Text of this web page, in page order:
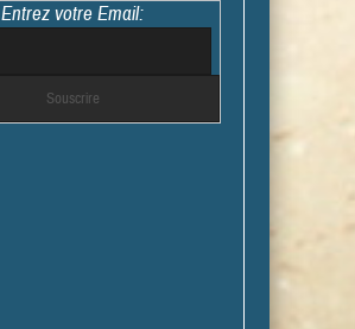
Entrez votre Email: